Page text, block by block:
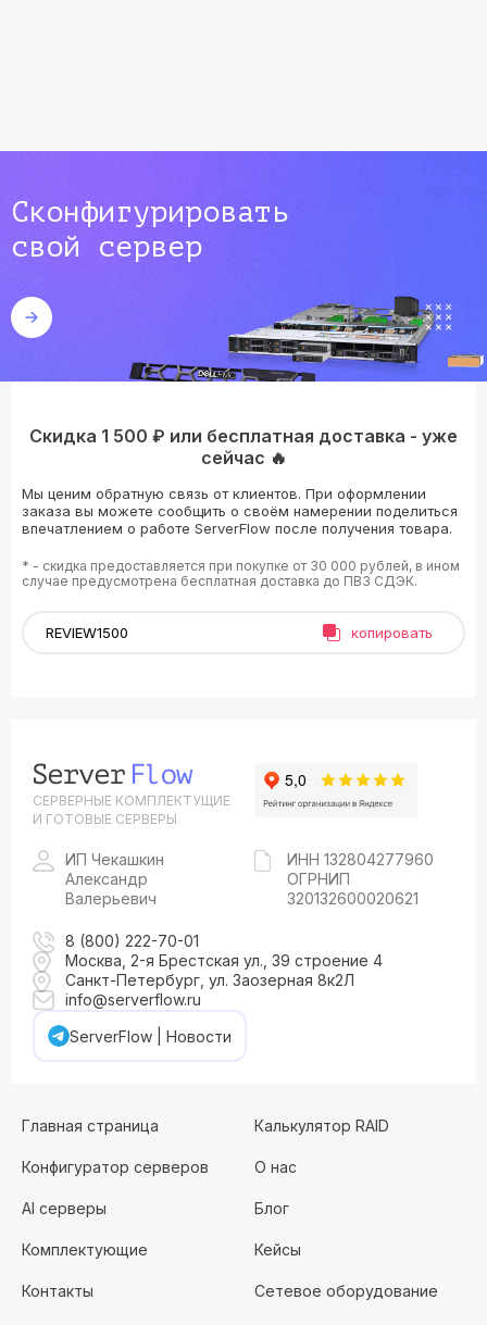
Сконфигурировать
свой сервер
Скидка 1 500 ₽ или бесплатная доставка - уже
сейчас 🔥
Мы ценим обратную связь от клиентов. При оформлении
заказа вы можете сообщить о своём намерении поделиться
впечатлением о работе ServerFlow после получения товара.
* - скидка предоставляется при покупке от 30 000 рублей, в ином
случае предусмотрена бесплатная доставка до ПВЗ СДЭК.
копировать
СЕРВЕРНЫЕ КОМПЛЕКТУЩИЕ
И ГОТОВЫЕ СЕРВЕРЫ
ИП Чекашкин
Александр
Валерьевич
ИНН 132804277960
ОГРНИП
320132600020621
8 (800) 222-70-01
Москва, 2-я Брестская ул., 39 строение 4
Санкт-Петербург, ул. Заозерная 8к2Л
info@serverflow.ru
ServerFlow | Новости
Главная страница Калькулятор RAID
Конфигуратор серверов О нас
AI серверы Блог
Комплектующие Кейсы
Контакты Сетевое оборудование